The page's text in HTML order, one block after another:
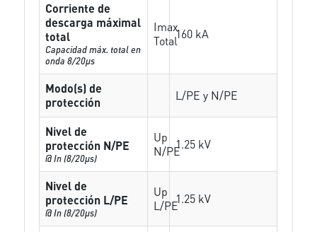
Corriente de
descarga máximal
total
Capacidad máx. total en
onda 8/20µs
Imax
Total160 kA
Modo(s) de
protección
L/PE y N/PE
Nivel de
protección N/PE
@ In (8/20µs)
Up
N/PE1.25 kV
Nivel de
protección L/PE
@ In (8/20µs)
Up
L/PE1.25 kV